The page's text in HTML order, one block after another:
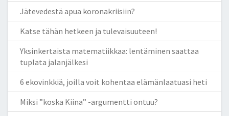
Jätevedestä apua koronakriisiin?
Katse tähän hetkeen ja tulevaisuuteen!
Yksinkertaista matematiikkaa: lentäminen saattaa
tuplata jalanjälkesi
6 ekovinkkiä, joilla voit kohentaa elämänlaatuasi heti
Miksi ”koska Kiina” -argumentti ontuu?